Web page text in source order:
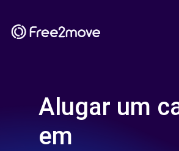
Alugar um
em